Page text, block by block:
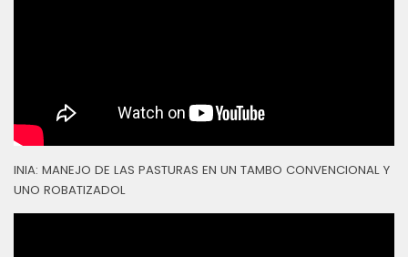
INIA: MANEJO DE LAS PASTURAS EN UN TAMBO CONVENCIONAL Y
UNO ROBATIZADOL